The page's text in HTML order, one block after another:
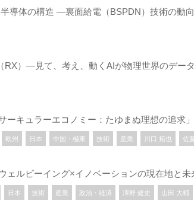
導体の構造 ―裏面給電（BSPDN）技術の動
RX）―見て、考え、動くAIが物理世界のデー
キュラーエコノミー：たゆまぬ理想の追求」
欧州 日本 中国・極東 技術 産業 川口 拓也 佐
ェルビーイング×イノベーションの現在地と未
日本 技術 産業 政治・経済 澤野 健史 山田 大輔